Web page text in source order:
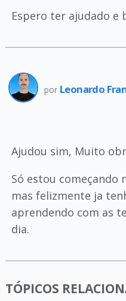
Espero ter ajudado e
por Leonardo
Ajudou sim, Muito
Só estou começando
mas felizmente ja
aprendendo com as
dia.
TÓPICOS